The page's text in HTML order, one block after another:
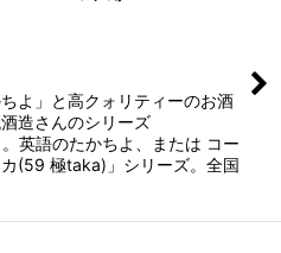
ちよ」と高クォリティーのお酒
造さんのシリーズ
英語のたかちよ、または コー
カ(59 極taka)」シリーズ。全国